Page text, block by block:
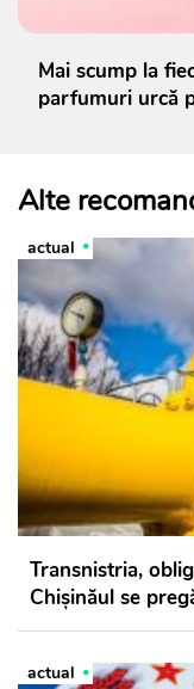
Mai scump la
parfumuri urcă
Alte
actual
Transnistria,
Chișinăul se
actual